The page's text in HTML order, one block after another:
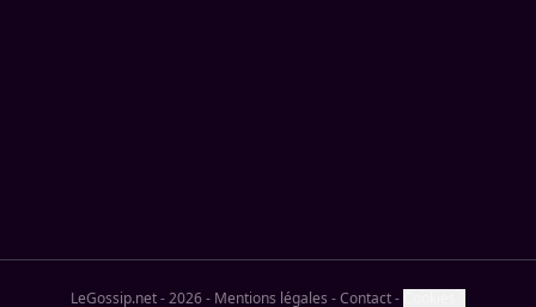
LeGossip.net - 2026- Mentions légales -Contact-